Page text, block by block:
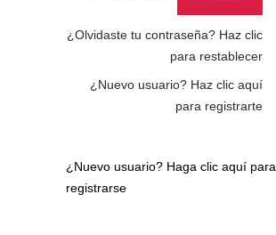
¿Olvidaste tu contraseña? Haz clic
para restablecer
¿Nuevo usuario? Haz clic aquí
para registrarte
¿Nuevo usuario? Haga clic aquí para
registrarse